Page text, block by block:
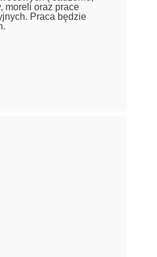
moreli oraz prace
Praca będzie